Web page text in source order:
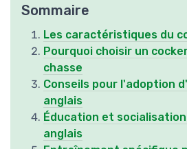
Sommaire
Les caractéristiques du
Pourquoi choisir un
chasse
Conseils pour l'adoption
anglais
Éducation et
anglais